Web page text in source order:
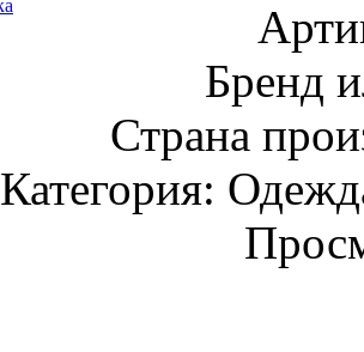
Бренд
Страна
Категория: